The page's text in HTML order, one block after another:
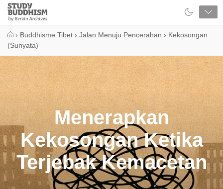
Close
Study
Buddhism
› Buddhisme Tibet › Jalan Menuju Pencerahan › Kekosongan
(Sunyata)
Menerapkan
Kekosongan Ketika
Terjebak Kemacetan